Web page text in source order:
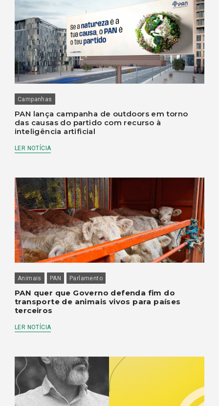
Campanhas
PAN lança campanha de outdoors em torno
das causas do partido com recurso à
inteligência artificial
LER NOTÍCIA
Animais PAN Parlamento
PAN quer que Governo defenda fim do
transporte de animais vivos para países
terceiros
LER NOTÍCIA